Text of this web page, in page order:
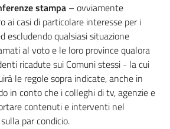
stampa – ovviamente
ai casi di particolare interesse per i
escludendo qualsiasi situazione
al voto e le loro province qualora
ricadute sui Comuni stessi - la cui
le regole sopra indicate, anche in
in conto che i colleghi di tv, agenzie e
contenuti e interventi nel
par condicio.